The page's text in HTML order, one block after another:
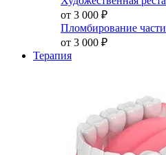
от 3 000 ₽
Пломбирование части
от 3 000 ₽
Терапия